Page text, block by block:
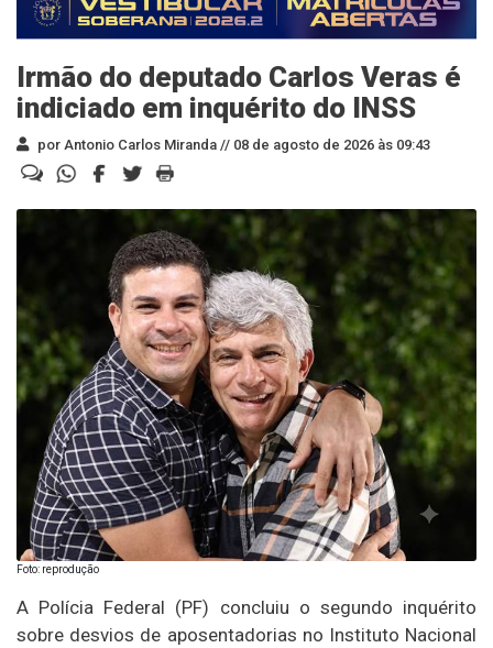
Irmão do deputado Carlos Veras é
indiciado em inquérito do INSS
por Antonio Carlos Miranda // 08 de agosto de 2026 às 09:43
Foto: reprodução
A Polícia Federal (PF) concluiu o segundo inquérito
sobre desvios de aposentadorias no Instituto Nacional